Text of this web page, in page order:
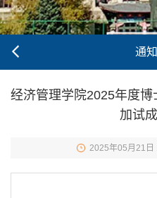
通
经济管理学院2025年度博
加试
2025年05月21日